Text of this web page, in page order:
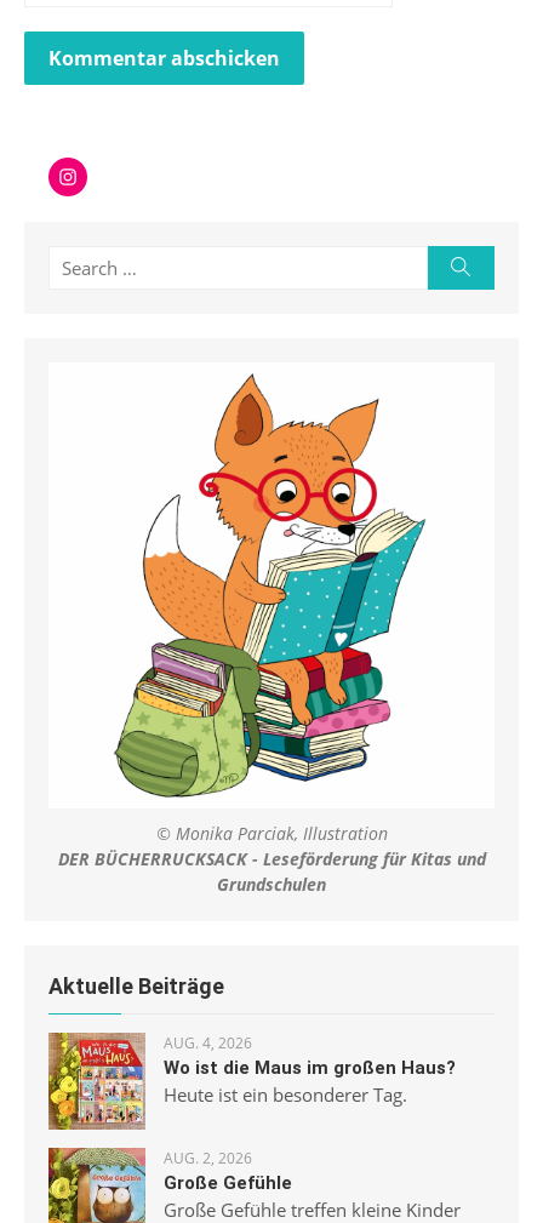
Instagram
Search
© Monika Parciak, Illustration
DER BÜCHERRUCKSACK - Leseförderung für Kitas und
Grundschulen
Aktuelle Beiträge
AUG. 4, 2026
Wo ist die Maus im großen Haus?
Heute ist ein besonderer Tag.
AUG. 2, 2026
Große Gefühle
Große Gefühle treffen kleine Kinder